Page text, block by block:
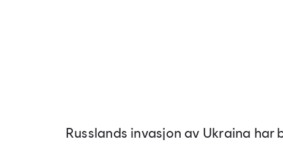
Russlands invasjon av Ukraina